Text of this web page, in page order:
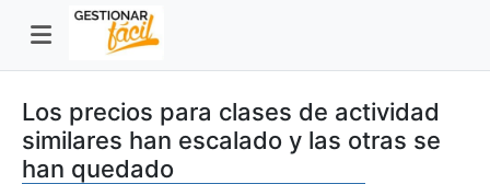
Los precios para clases de actividad
similares han escalado y las otras se
han quedado